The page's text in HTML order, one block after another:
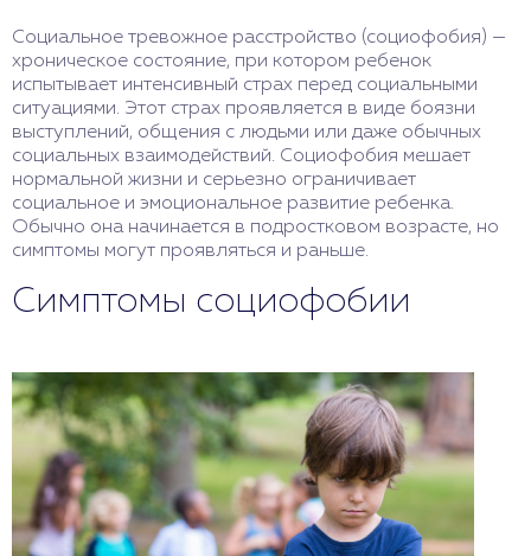
Социальное тревожное расстройство (социофобия) —
хроническое состояние, при котором ребенок
испытывает интенсивный страх перед социальными
ситуациями. Этот страх проявляется в виде боязни
выступлений, общения с людьми или даже обычных
социальных взаимодействий. Социофобия мешает
нормальной жизни и серьезно ограничивает
социальное и эмоциональное развитие ребенка.
Обычно она начинается в подростковом возрасте, но
симптомы могут проявляться и раньше.
Симптомы социофобии